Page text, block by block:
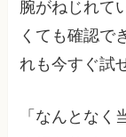
腕がねじれて
くても確認で
れも今すぐ試
「なんとな